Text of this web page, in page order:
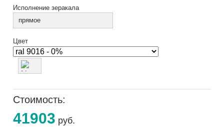
Исполнение зеракала
прямое
Цвет
Стоимость:
41903 руб.